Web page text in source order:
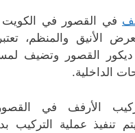
في القصور في الكويت
الأنيق والمنظم،
القصور وتضيف
الداخلية.
الأرفف في القصور
تنفيذ عملية التركيب